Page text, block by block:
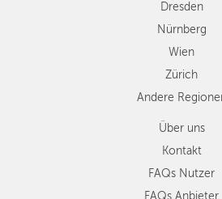
Dresden
Nürnberg
Wien
Zürich
Andere
Über uns
Kontakt
FAQs Nutzer
FAQs Anbieter